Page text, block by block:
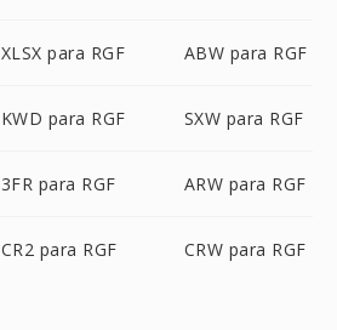
XLSX para RGF ABW para RGF
KWD para RGF SXW para RGF
3FR para RGF ARW para RGF
CR2 para RGF CRW para RGF